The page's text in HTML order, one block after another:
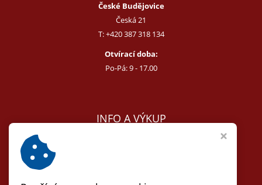
České Budějovice
Česká 21
T:+420 387 318 134
Otvírací doba:
Po-Pá: 9 - 17.00
INFO A VÝKUP